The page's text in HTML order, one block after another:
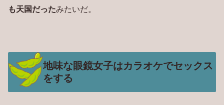
も天国だったみたいだ。
地味な眼鏡女子はカラオケでセックス
をする